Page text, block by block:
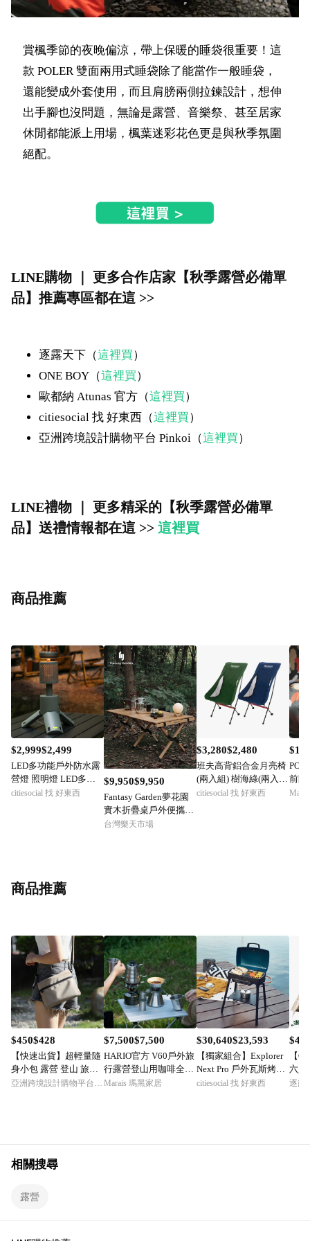
賞楓季節的夜晚偏涼，帶上保暖的睡袋很重要！這
款 POLER 雙面兩用式睡袋除了能當作一般睡袋，
還能變成外套使用，而且肩膀兩側拉鍊設計，想伸
出手腳也沒問題，無論是露營、音樂祭、甚至居家
休閒都能派上用場，楓葉迷彩花色更是與秋季氛圍
絕配。
LINE購物 ｜ 更多合作店家【秋季露營必備單
品】推薦專區都在這 >>
逐露天下（這裡買）
ONE BOY（這裡買）
歐都納 Atunas 官方（這裡買）
citiesocial 找 好東西（這裡買）
亞洲跨境設計購物平台 Pinkoi（這裡買）
LINE禮物 ｜ 更多精采的【秋季露營必備單
品】送禮情報都在這 >> 這裡買
商品推薦
$2,999$2,499
LED多功能戶外防水露
營燈 照明燈 LED多功
能戶外防水照明燈 露營
citiesocial 找 好東西
$9,950$9,950
Fantasy Garden夢花園
實木折疊桌戶外便攜式
蛋卷桌自駕露營野餐桌
台灣樂天市場
$3,280$2,480
班夫高背鋁合金月亮椅
(兩入組) 樹海綠(兩入
組)
citiesocial 找 好東西
前開
袋
商品推薦
$450$428
【快速出貨】超輕量隨
身小包 露營 登山 旅行
登山小包
亞洲跨境設計購物平台 Pinkoi
$7,500$7,500
HARIO官方 V60戶外旅
行露營登山用咖啡全套
組O-VOCF
Marais 瑪黑家居
$30,640$23,593
【獨家組合】Explorer
Next Pro 戶外瓦斯烤肉
爐 輕鬆露營組
citiesocial 找 好東西
【
六人
逐露
相關搜尋
露營